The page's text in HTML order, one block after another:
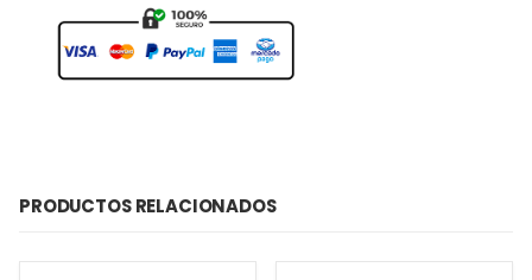
PRODUCTOS RELACIONADOS